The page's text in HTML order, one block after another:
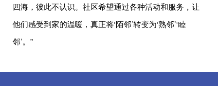
四海，彼此不认识。社区希望通过各种活动和服务，让
他们感受到家的温暖，真正将‘陌邻’转变为‘熟邻’‘睦
邻’。”